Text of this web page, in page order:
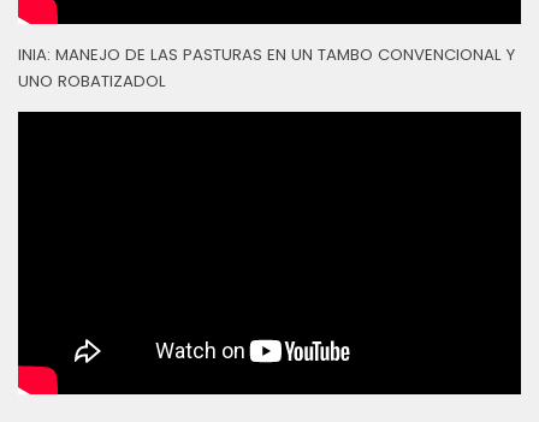
INIA: MANEJO DE LAS PASTURAS EN UN TAMBO CONVENCIONAL Y
UNO ROBATIZADOL